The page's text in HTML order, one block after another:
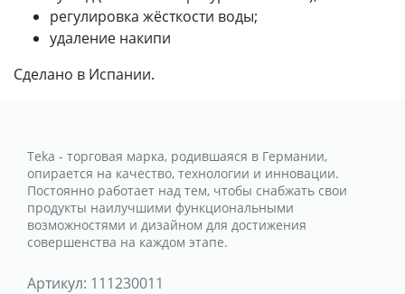
регулировка жёсткости воды;
удаление накипи
Сделано в Испании.
Teka - торговая марка, родившаяся в Германии,
опирается на качество, технологии и инновации.
Постоянно работает над тем, чтобы снабжать свои
продукты наилучшими функциональными
возможностями и дизайном для достижения
совершенства на каждом этапе.
Артикул: 111230011